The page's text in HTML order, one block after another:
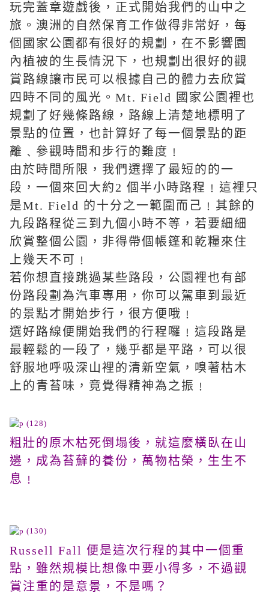
玩完蓋章遊戲後，正式開始我們的山中之
旅。澳洲的自然保育工作做得非常好，每
個國家公園都有很好的規劃，在不影響園
內植被的生長情況下，也規劃出很好的觀
賞路線讓市民可以根據自己的體力去欣賞
四時不同的風光。Mt. Field 國家公園裡也
規劃了好幾條路線，路線上清楚地標明了
景點的位置，也計算好了每一個景點的距
離﹑參觀時間和步行的難度﹗
由於時間所限，我們選擇了最短的的一
段，一個來回大約2 個半小時路程﹗這裡只
是Mt. Field 的十分之一範圍而己﹗其餘的
九段路程從三到九個小時不等，若要細細
欣賞整個公園，非得帶個帳篷和乾糧來住
上幾天不可﹗
若你想直接跳過某些路段，公園裡也有部
份路段劃為汽車專用，你可以駕車到最近
的景點才開始步行，很方便哦﹗
選好路線便開始我們的行程囉﹗這段路是
最輕鬆的一段了，幾乎都是平路，可以很
舒服地呼吸深山裡的清新空氣，嗅著枯木
上的青苔味，竟覺得精神為之振﹗
粗壯的原木枯死倒塌後，就這麼橫臥在山
邊，成為苔蘚的養份，萬物枯榮，生生不
息﹗
Russell Fall 便是這次行程的其中一個重
點，雖然規模比想像中要小得多，不過觀
賞注重的是意景，不是嗎？